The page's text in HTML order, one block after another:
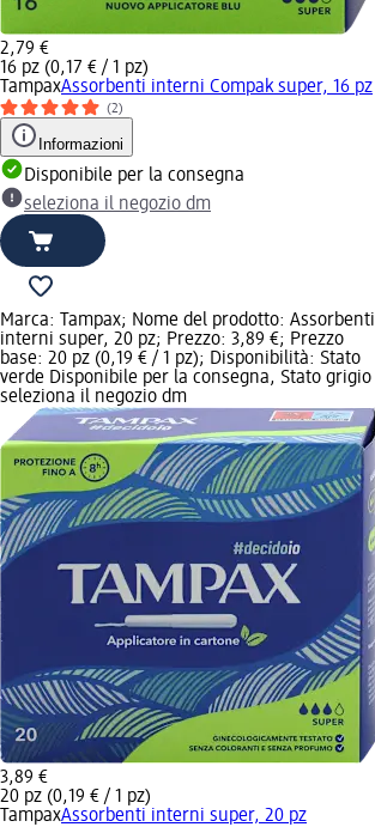
2,79 €
16 pz (0,17 € / 1 pz)
TampaxAssorbenti interni Compak super, 16 pz
(2)
Informazioni
Disponibile per la consegna
seleziona il negozio dm
Marca: Tampax; Nome del prodotto: Assorbenti
interni super, 20 pz; Prezzo: 3,89 €; Prezzo
base: 20 pz (0,19 € / 1 pz); Disponibilità: Stato
verde Disponibile per la consegna, Stato grigio
seleziona il negozio dm
3,89 €
20 pz (0,19 € / 1 pz)
TampaxAssorbenti interni super, 20 pz